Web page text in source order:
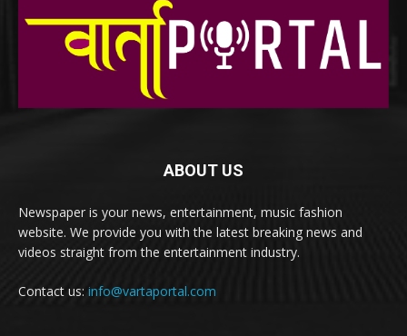
ABOUT US
Newspaper is your news, entertainment, music fashion
website. We provide you with the latest breaking news and
videos straight from the entertainment industry.
Contact us: info@vartaportal.com